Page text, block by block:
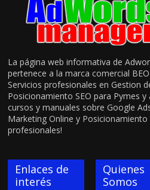
La página web informativa de
pertenece a la marca comercial
Servicios profesionales en Gestion
Posicionamiento SEO para Pymes
cursos y manuales sobre Google
Marketing Online y Posicionamiento
profesionales!
Enlaces de
interés
Quienes
Somos